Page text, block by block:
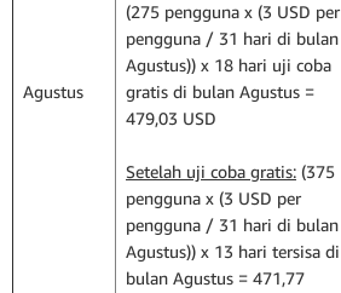
Agustus
(275 pengguna x (3 USD per
pengguna / 31 hari di bulan
Agustus)) x 18 hari uji coba
gratis di bulan Agustus =
479,03 USD
Setelah uji coba gratis: (375
pengguna x (3 USD per
pengguna / 31 hari di bulan
Agustus)) x 13 hari tersisa di
bulan Agustus = 471,77